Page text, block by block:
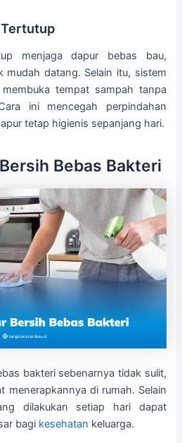
Tertutup
menjaga dapur bebas bau,
mudah datang. Selain itu, sistem
tempat sampah tanpa
ini mencegah perpindahan
tetap higienis sepanjang hari.
Bebas Bakteri
bakteri sebenarnya tidak sulit,
menerapkannya di rumah. Selain
dilakukan setiap hari dapat
bagi kesehatan keluarga.